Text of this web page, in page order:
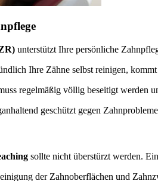
unterstützt Ihre persönliche
Ihre Zähne selbst reinigen,
regelmäßig völlig beseitigt werden
geschützt gegen
sollte nicht überstürzt werden.
der Zahnoberflächen und